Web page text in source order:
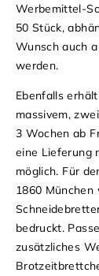
Werbemittel-
50 Stück,
Wunsch auch
werden.
Ebenfalls
massivem,
3 Wochen ab
eine Lieferung
möglich. Für
1860
bedruckt.
zusätzliches